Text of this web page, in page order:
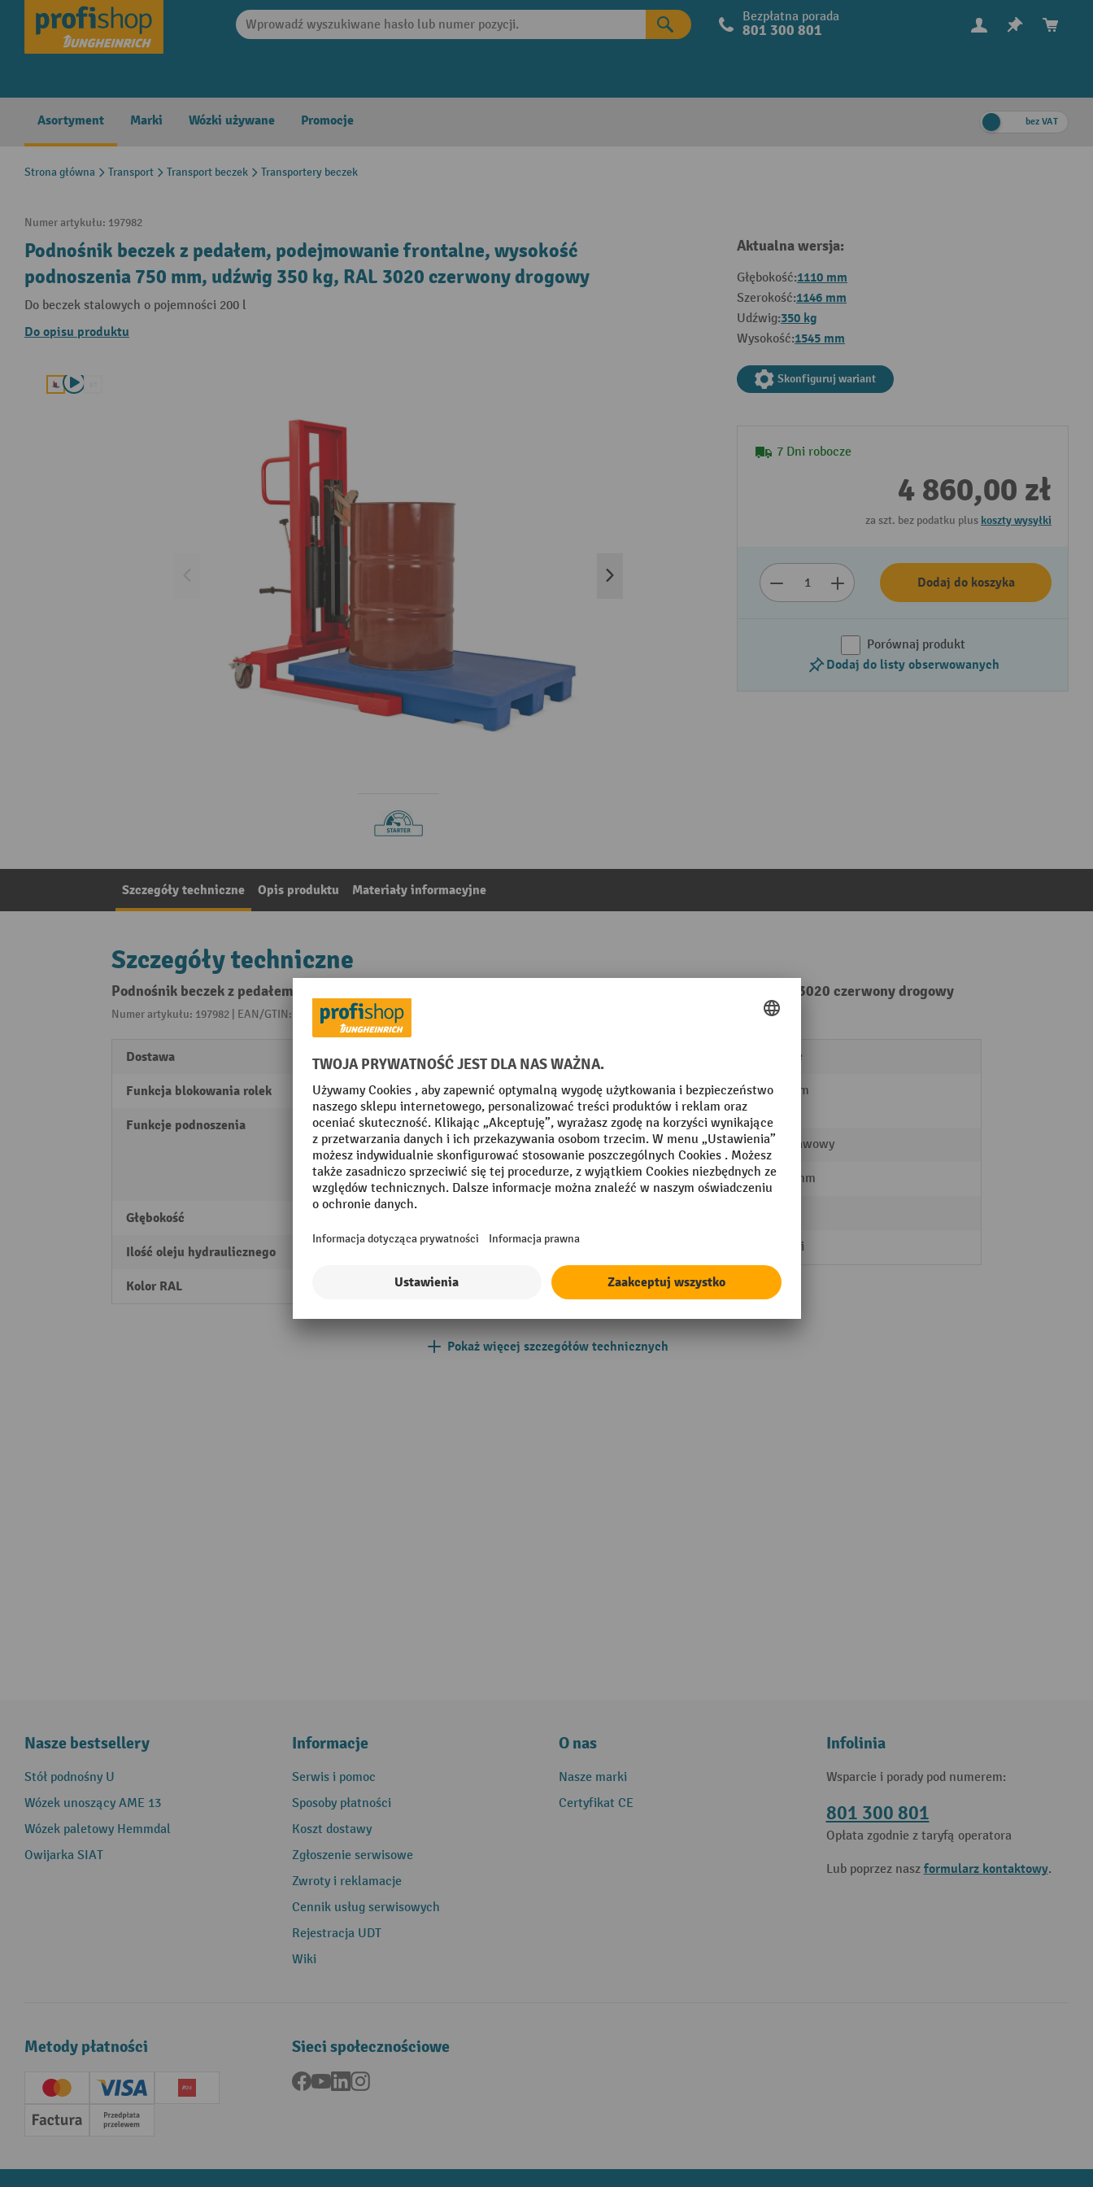
Skip to main navigation Bezpłatna porada
801 300 801
Asortyment Marki Wózki używane Promocje bez VAT
Strona główna Transport Transport beczek Transportery beczek
Numer artykułu: 197982
Podnośnik beczek z pedałem, podejmowanie frontalne, wysokość
podnoszenia 750 mm, udźwig 350 kg, RAL 3020 czerwony drogowy
Do beczek stalowych o pojemności 200 l
Do opisu produktu
Odtwórz film
Aktualna wersja:
Głębokość:1110 mm
Szerokość:1146 mm
Udźwig:350 kg
Wysokość:1545 mm
Skonfiguruj wariant
7 Dni robocze
4 860,00 zł
za szt. bez podatku plus koszty wysyłki
Dodaj do koszyka
Porównaj produkt
Dodaj do listy obserwowanych
Szczegóły techniczne Opis produktu Materiały informacyjne
Szczegóły techniczne
Podnośnik beczek z pedałem, podejmowanie frontalne, wysokość podnoszenia 750 mm, udźwig 350 kg, RAL 3020 czerwony drogowy
Numer artykułu: 197982 | EAN/GTIN: 4055091195070Z kategorii:
Dostawa rozłożony
Funkcja blokowania rolek ręczne
Funkcje podnoszenia
Chwytanie
Opuszczanie
Zaciskanie
podnoszenie
Głębokość
Ilość oleju hydraulicznego
Kolor RAL RAL 3020 czerwony drogowy
Rodzaj podnoszenia ręczne
Rozstaw wewnętrzny ramion
podporowych
934 mm
Segment Podstawowy
Szerokość 1146 mm
Układ jezdny szeroki
Pokaż więcej szczegółów technicznych
Nasze bestsellery
Stół podnośny U
Wózek unoszący AME 13
Wózek paletowy Hemmdal
Owijarka SIAT
Informacje
Serwis i pomoc
Sposoby płatności
Koszt dostawy
Zgłoszenie serwisowe
Zwroty i reklamacje
Cennik usług serwisowych
Rejestracja UDT
Wiki
O nas
Nasze marki
Certyfikat CE
Infolinia
Wsparcie i porady pod numerem:
801 300 801
Opłata zgodnie z taryfą operatora
Lub poprzez nasz formularz kontaktowy.
Metody płatności
Creditcard (Master)Creditcard (Visa)
P24
Factura Przedpłata
Sieci społecznościowe
Facebook
YouTubeLinkedInInstagram